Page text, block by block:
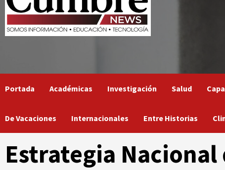
Portada Académicas Investigación Salud
De Vacaciones Internacionales Entre Historias
Estrategia